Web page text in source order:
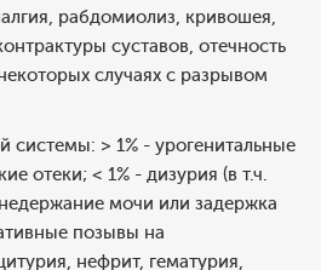
рабдомиолиз, кривошея,
суставов, отечность
случаях с разрывом
> 1% - урогенитальные
отеки; < 1% - дизурия (в т.ч.
мочи или задержка
позывы на
нефрит, гематурия,